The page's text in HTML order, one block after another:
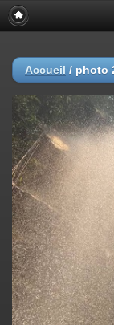
Accueil / photo